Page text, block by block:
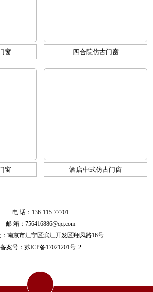
窗 四合院仿古门窗
窗 酒店中式仿古门窗
电 话：136-115-77701
邮 箱：756416886@qq.com
南京市江宁区滨江开发区翔凤路16号
备案号： 苏ICP备17021201号-2